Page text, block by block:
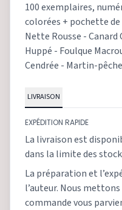
100 exemplaires,
colorées + pochette
Nette Rousse -
Huppé - Foulque
Cendrée - Martin-
LIVRAISON
EXPÉDITION RAPIDE
La livraison est
dans la limite des
La préparation et
l’auteur. Nous
commande vous